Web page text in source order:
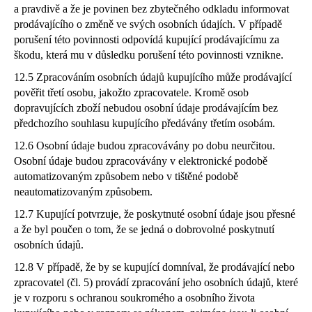
a pravdivě a že je povinen bez zbytečného odkladu informovat
prodávajícího o změně ve svých osobních údajích. V případě
porušení této povinnosti odpovídá kupující prodávajícímu za
škodu, která mu v důsledku porušení této povinnosti vznikne.
12.5 Zpracováním osobních údajů kupujícího může prodávající
pověřit třetí osobu, jakožto zpracovatele. Kromě osob
dopravujících zboží nebudou osobní údaje prodávajícím bez
předchozího souhlasu kupujícího předávány třetím osobám.
12.6 Osobní údaje budou zpracovávány po dobu neurčitou.
Osobní údaje budou zpracovávány v elektronické podobě
automatizovaným způsobem nebo v tištěné podobě
neautomatizovaným způsobem.
12.7 Kupující potvrzuje, že poskytnuté osobní údaje jsou přesné
a že byl poučen o tom, že se jedná o dobrovolné poskytnutí
osobních údajů.
12.8 V případě, že by se kupující domníval, že prodávající nebo
zpracovatel (čl. 5) provádí zpracování jeho osobních údajů, které
je v rozporu s ochranou soukromého a osobního života